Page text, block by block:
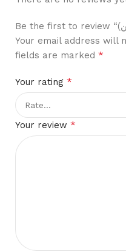
Your email address will
fields are marked *
Your rating *
Your review *